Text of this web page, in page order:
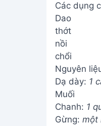
Các dụng
Dao
thớt
nồi
chổi
Nguyên
Dạ dày: 1
Muối
Chanh: 1
Gừng: một